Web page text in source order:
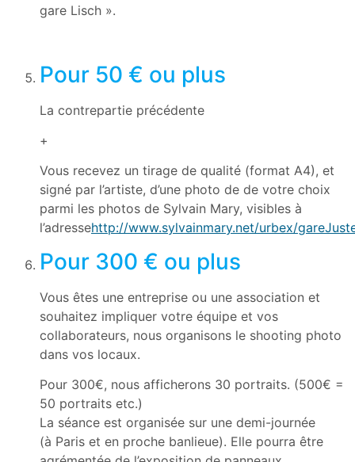
gare Lisch ».
Pour 50 € ou plus
La contrepartie précédente
+
Vous recevez un tirage de qualité (format A4), et
signé par l’artiste, d’une photo de de votre choix
parmi les photos de Sylvain Mary, visibles à
l’adressehttp://www.sylvainmary.net/urbex/
Pour 300 € ou plus
Vous êtes une entreprise ou une association et
souhaitez impliquer votre équipe et vos
collaborateurs, nous organisons le shooting photo
dans vos locaux.
Pour 300€, nous afficherons 30 portraits. (500€ =
50 portraits etc.)
La séance est organisée sur une demi-journée
(à Paris et en proche banlieue). Elle pourra être